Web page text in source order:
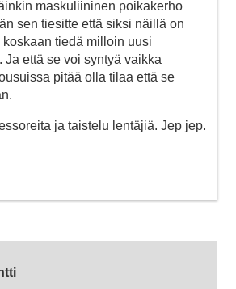
maskuliininen poikakerho
sen tiesitte että siksi näillä on
koskaan tiedä milloin uusi
Ja että se voi syntyä vaikka
pitää olla tilaa että se
ja taistelu lentäjiä. Jep jep.